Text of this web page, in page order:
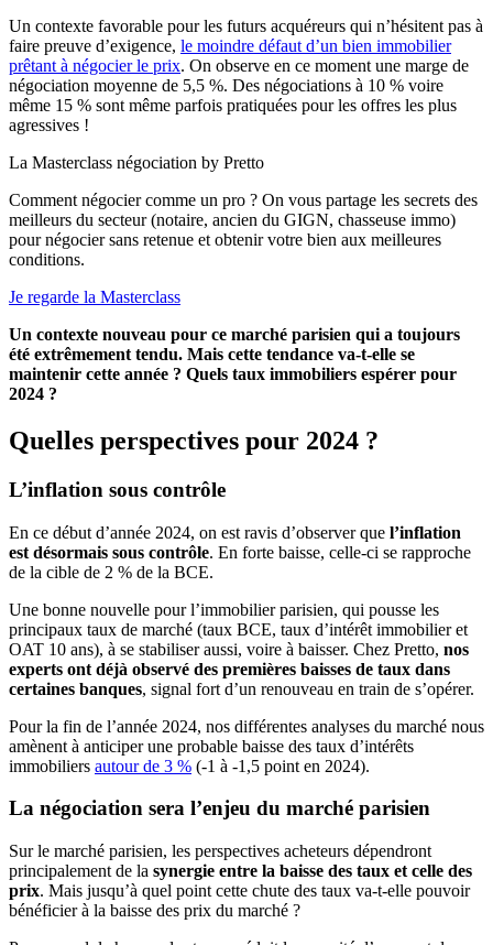
Un contexte favorable pour les futurs acquéreurs qui n’hésitent pas à
faire preuve d’exigence, le moindre défaut d’un bien immobilier
prêtant à négocier le prix. On observe en ce moment une marge de
négociation moyenne de 5,5 %. Des négociations à 10 % voire
même 15 % sont même parfois pratiquées pour les offres les plus
agressives !
La Masterclass négociation by Pretto
Comment négocier comme un pro ? On vous partage les secrets des
meilleurs du secteur (notaire, ancien du GIGN, chasseuse immo)
pour négocier sans retenue et obtenir votre bien aux meilleures
conditions.
Je regarde la Masterclass
Un contexte nouveau pour ce marché parisien qui a toujours
été extrêmement tendu. Mais cette tendance va-t-elle se
maintenir cette année ? Quels taux immobiliers espérer pour
2024 ?
Quelles perspectives pour 2024 ?
L’inflation sous contrôle
En ce début d’année 2024, on est ravis d’observer que l’inflation
est désormais sous contrôle. En forte baisse, celle-ci se rapproche
de la cible de 2 % de la BCE.
Une bonne nouvelle pour l’immobilier parisien, qui pousse les
principaux taux de marché (taux BCE, taux d’intérêt immobilier et
OAT 10 ans), à se stabiliser aussi, voire à baisser. Chez Pretto, nos
experts ont déjà observé des premières baisses de taux dans
certaines banques, signal fort d’un renouveau en train de s’opérer.
Pour la fin de l’année 2024, nos différentes analyses du marché nous
amènent à anticiper une probable baisse des taux d’intérêts
immobiliers autour de 3 % (-1 à -1,5 point en 2024).
La négociation sera l’enjeu du marché parisien
Sur le marché parisien, les perspectives acheteurs dépendront
principalement de la synergie entre la baisse des taux et celle des
prix. Mais jusqu’à quel point cette chute des taux va-t-elle pouvoir
bénéficier à la baisse des prix du marché ?